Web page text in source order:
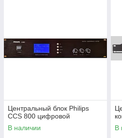
Центральный блок Philips
CCS 800 цифровой
В наличии
В